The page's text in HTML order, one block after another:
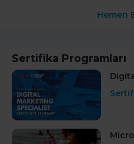
Hemen
Sertifika Programları